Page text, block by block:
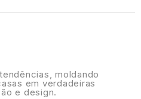
moldando
em verdadeiras
e design.